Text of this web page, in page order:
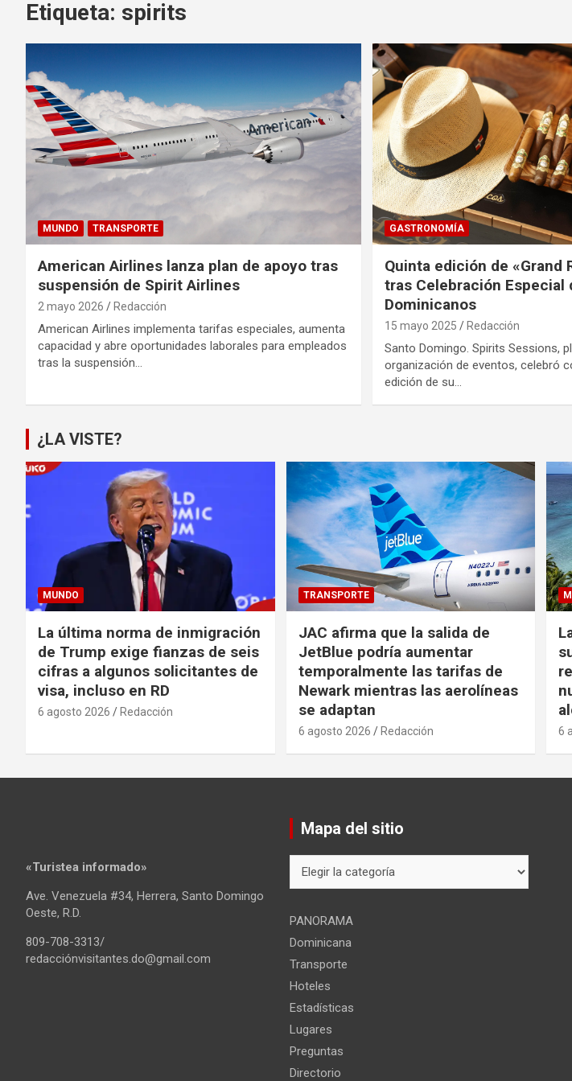
Etiqueta: spirits
MUNDO TRANSPORTE
American Airlines lanza plan de apoyo tras
suspensión de Spirit Airlines
2 mayo 2026 Redacción
American Airlines implementa tarifas especiales, aumenta
capacidad y abre oportunidades laborales para empleados
tras la suspensión…
GASTRONOMÍA
Quinta edición de «Grand
tras Celebración Especial
Dominicanos
15 mayo 2025 Redacción
Santo Domingo. Spirits Sessions,
organización de eventos, celebró
edición de su…
¿LA VISTE?
MUNDO
La última norma de inmigración
de Trump exige fianzas de seis
cifras a algunos solicitantes de
visa, incluso en RD
6 agosto 2026 Redacción
TRANSPORTE
JAC afirma que la salida de
JetBlue podría aumentar
temporalmente las tarifas de
Newark mientras las aerolíneas
se adaptan
6 agosto 2026 Redacción 6
«Turistea informado»
Ave. Venezuela #34, Herrera, Santo Domingo
Oeste, R.D.
809-708-3313/
redacciónvisitantes.do@gmail.com
Mapa del sitio
del
PANORAMA
Dominicana
Transporte
Hoteles
Estadísticas
Lugares
Preguntas
Directorio